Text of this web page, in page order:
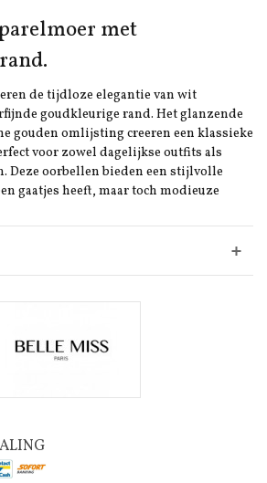
met
de tijdloze elegantie van wit
goudkleurige rand. Het glanzende
gouden omlijsting creeren een klassieke
voor zowel dagelijkse outfits als
Deze oorbellen bieden een stijlvolle
gaatjes heeft, maar toch modieuze